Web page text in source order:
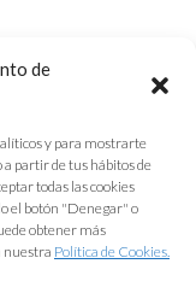
de
y para mostrarte
a partir de tus hábitos de
todas las cookies
el botón "Denegar" o
obtener más
nuestra Política de Cookies.